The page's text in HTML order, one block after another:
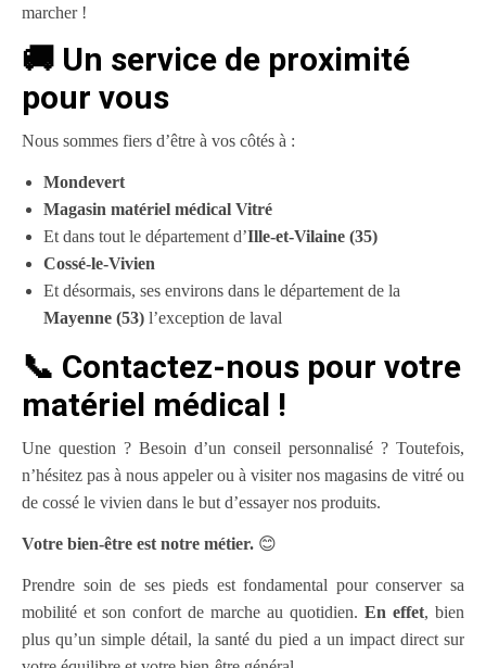
marcher !
🚚 Un service de proximité
pour vous
Nous sommes fiers d’être à vos côtés à :
Mondevert
Magasin matériel médical Vitré
Et dans tout le département d’Ille-et-Vilaine (35)
Cossé-le-Vivien
Et désormais, ses environs dans le département de la
Mayenne (53) l’exception de laval
📞 Contactez-nous pour votre
matériel médical !
Une question ? Besoin d’un conseil personnalisé ? Toutefois,
n’hésitez pas à nous appeler ou à visiter nos magasins de vitré ou
de cossé le vivien dans le but d’essayer nos produits.
Votre bien-être est notre métier. 😊
Prendre soin de ses pieds est fondamental pour conserver sa
mobilité et son confort de marche au quotidien. En effet, bien
plus qu’un simple détail, la santé du pied a un impact direct sur